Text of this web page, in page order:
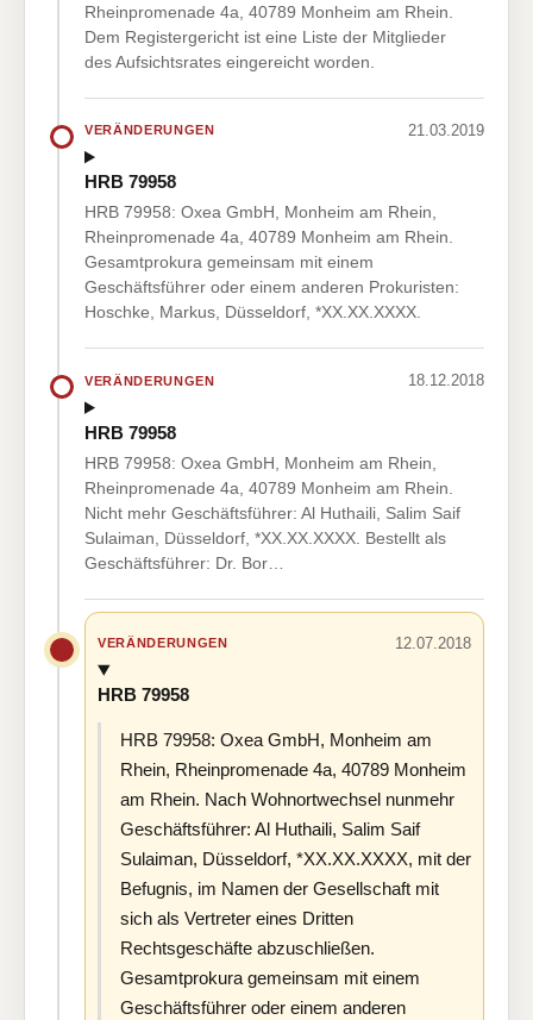
Rheinpromenade 4a, 40789 Monheim am Rhein.
Dem Registergericht ist eine Liste der Mitglieder
des Aufsichtsrates eingereicht worden.
VERÄNDERUNGEN 21.03.2019
HRB 79958
HRB 79958: Oxea GmbH, Monheim am Rhein,
Rheinpromenade 4a, 40789 Monheim am Rhein.
Gesamtprokura gemeinsam mit einem
Geschäftsführer oder einem anderen Prokuristen:
Hoschke, Markus, Düsseldorf, *XX.XX.XXXX.
VERÄNDERUNGEN 18.12.2018
HRB 79958
HRB 79958: Oxea GmbH, Monheim am Rhein,
Rheinpromenade 4a, 40789 Monheim am Rhein.
Nicht mehr Geschäftsführer: Al Huthaili, Salim Saif
Sulaiman, Düsseldorf, *XX.XX.XXXX. Bestellt als
Geschäftsführer: Dr. Bor…
VERÄNDERUNGEN 12.07.2018
HRB 79958
HRB 79958: Oxea GmbH, Monheim am
Rhein, Rheinpromenade 4a, 40789 Monheim
am Rhein. Nach Wohnortwechsel nunmehr
Geschäftsführer: Al Huthaili, Salim Saif
Sulaiman, Düsseldorf, *XX.XX.XXXX, mit der
Befugnis, im Namen der Gesellschaft mit
sich als Vertreter eines Dritten
Rechtsgeschäfte abzuschließen.
Gesamtprokura gemeinsam mit einem
Geschäftsführer oder einem anderen